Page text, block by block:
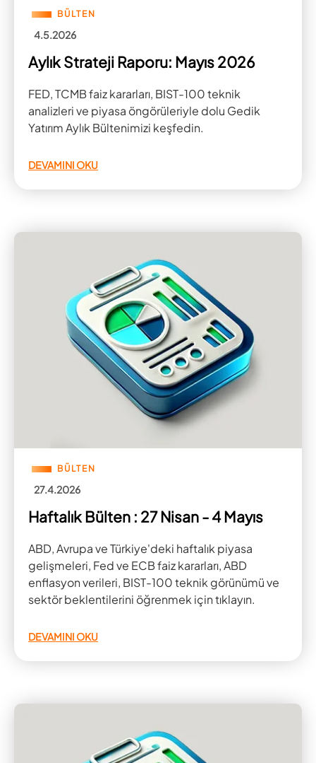
BÜLTEN
4.5.2026
Aylık Strateji Raporu: Mayıs 2026
FED, TCMB faiz kararları, BIST-100 teknik
analizleri ve piyasa öngörüleriyle dolu Gedik
Yatırım Aylık Bültenimizi keşfedin.
DEVAMINI OKU
BÜLTEN
27.4.2026
Haftalık Bülten : 27 Nisan - 4 Mayıs
ABD, Avrupa ve Türkiye'deki haftalık piyasa
gelişmeleri, Fed ve ECB faiz kararları, ABD
enflasyon verileri, BIST-100 teknik görünümü ve
sektör beklentilerini öğrenmek için tıklayın.
DEVAMINI OKU